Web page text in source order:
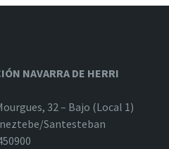
NAVARRA DE HERRI
32 – Bajo (Local 1)
Santesteban